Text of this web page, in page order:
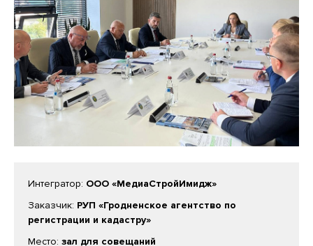
Интегратор: ООО «МедиаСтройИмидж»
Заказчик: РУП «Гродненское агентство по
регистрации и кадастру»
Место: зал для совещаний